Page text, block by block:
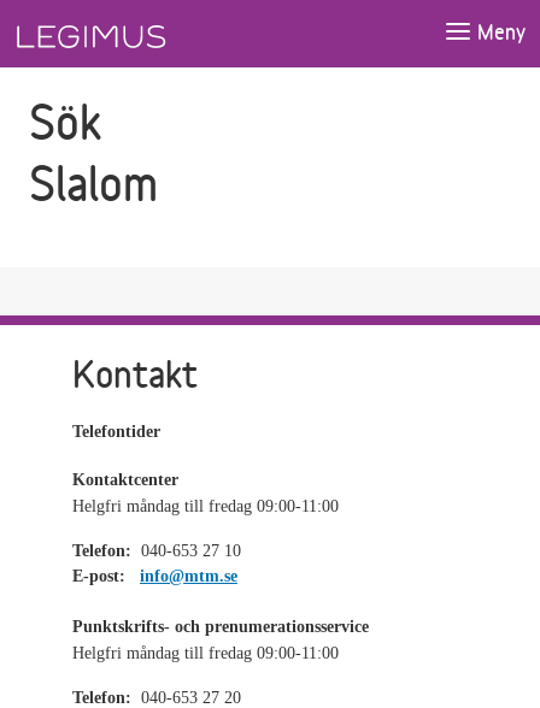
Meny
Sök
Slalom
Kontakt
Telefontider
Kontaktcenter
Helgfri måndag till fredag 09:00-11:00
Telefon: 040-653 27 10
E-post:
info@mtm.se
Punktskrifts- och prenumerationsservice
Helgfri måndag till fredag 09:00-11:00
Telefon: 040-653 27 20